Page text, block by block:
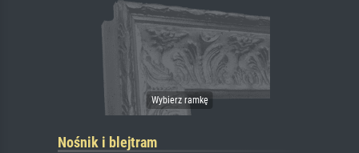
Nośnik i blejtram